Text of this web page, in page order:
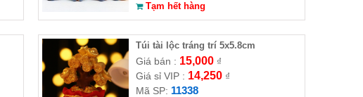
Tạm hết hàng
Túi tài lộc tráng trí 5x5.8cm
Giá bán : 15,000₫
Giá sỉ VIP : 14,250₫
Mã SP: 11338